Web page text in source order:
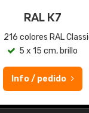
RAL K7
216 colores RAL
5 x 15 cm, brillo
Info / pedido